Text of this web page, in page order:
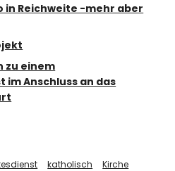
in Reichweite -mehr aber
zu einem
Anschluss an das
katholisch Kirche